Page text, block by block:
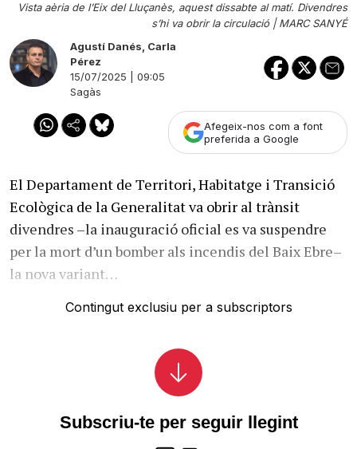
Vista aèria de l’Eix del Lluçanès, aquest dissabte al matí. Divendres
s’hi va obrir la circulació |MARC SANYÉ
Agustí Danés Carla
Pérez
15/07/2025 | 09:05
Sagàs
Afegeix-nos com a font
preferida a Google
El Departament de Territori, Habitatge i Transició
Ecològica de la Generalitat va obrir al trànsit
divendres –la inauguració oficial es va suspendre
per la mort d’un bomber als incendis del Baix Ebre–
la nova variant…
Contingut exclusiu per a subscriptors